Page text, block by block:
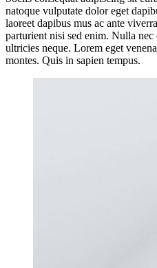
natoque vulputate dolor eget
laoreet dapibus mus ac ante
parturient nisi sed enim. Nulla
ultricies neque. Lorem eget
montes. Quis in sapien tempus.